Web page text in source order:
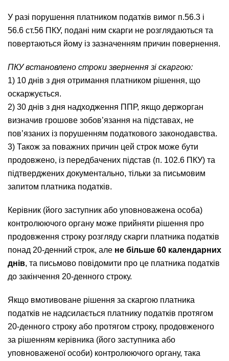
У разі порушення платником податків вимог п.56.3 і
56.6 ст.56 ПКУ, подані ним скарги не розглядаються та
повертаються йому із зазначенням причин повернення.
ПКУ встановлено строки звернення зі скаргою:
1) 10 днів з дня отримання платником рішення, що
оскаржується.
2) 30 днів з дня надходження ППР, якщо держорган
визначив грошове зобов’язання на підставах, не
пов’язаних із порушенням податкового законодавства.
3) Також за поважних причин цей строк може бути
продовжено, із передбачених підстав (п. 102.6 ПКУ) та
підтверджених документально, тільки за письмовим
запитом платника податків.
Керівник (його заступник або уповноважена особа)
контролюючого органу може прийняти рішення про
продовження строку розгляду скарги платника податків
понад 20-денний строк, але не більше 60 календарних
днів, та письмово повідомити про це платника податків
до закінчення 20-денного строку.
Якщо вмотивоване рішення за скаргою платника
податків не надсилається платнику податків протягом
20-денного строку або протягом строку, продовженого
за рішенням керівника (його заступника або
уповноваженої особи) контролюючого органу, така